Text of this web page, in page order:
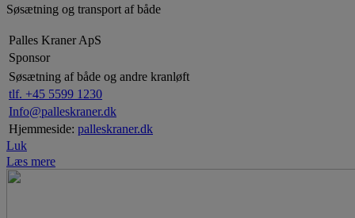
Søsætning og transport af både
Palles Kraner ApS
Sponsor
Søsætning af både og andre kranløft
tlf. +45 5599 1230
Info@palleskraner.dk
Hjemmeside: palleskraner.dk
Luk
Læs mere